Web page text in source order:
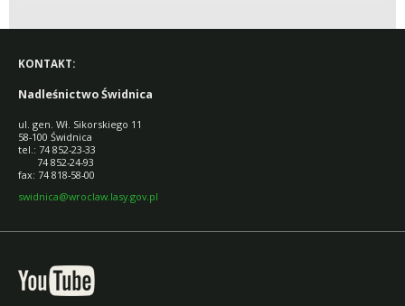
KONTAKT:
Nadleśnictwo Świdnica
ul. gen. Wł. Sikorskiego 11
58-100 Świdnica
tel.: 74 852-23-33
74 852-24-93
fax: 74 818-58-00
swidnica@wroclaw.lasy.gov.pl